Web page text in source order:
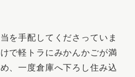
を手配してくださっていま
で軽トラにみかんかごが満
、一度倉庫へ下ろし住み込